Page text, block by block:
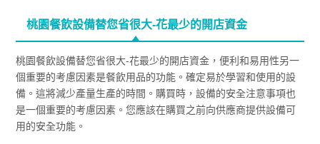
桃園餐飲設備替您省很大-花最少的開店資金
桃園餐飲設備替您省很大-花最少的開店資金，便利和易用性另一
個重要的考慮因素是餐飲用品的功能。確定易於學習和使用的設
備。這將減少產量生產的時間。購買時，設備的安全注意事項也
是一個重要的考慮因素。您應該在購買之前向供應商提供設備可
用的安全功能。